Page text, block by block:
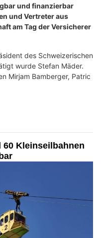
und finanzierbar
und Vertreter aus
am Tag der Versicherer
des Schweizerischen
wurde Stefan Mäder.
Mirjam Bamberger, Patric
Kleinseilbahnen